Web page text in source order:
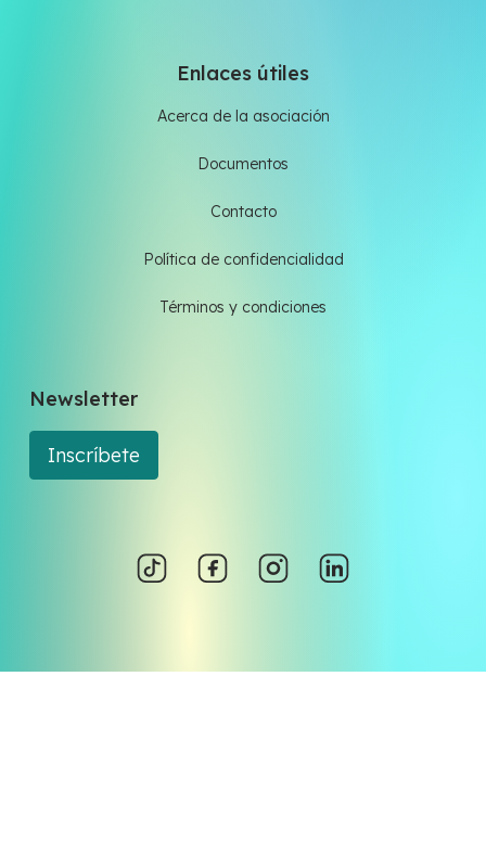
Enlaces útiles
Acerca de la asociación
Documentos
Contacto
Política de confidencialidad
Términos y condiciones
Newsletter
Inscríbete